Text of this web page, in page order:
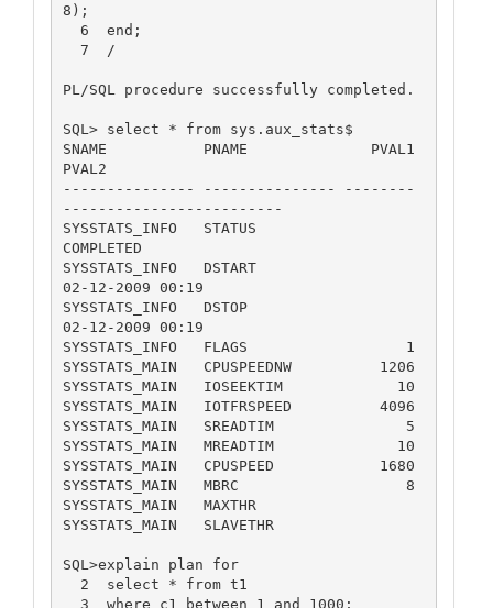
8);
PL/SQL procedure successfully completed.
SQL> select * from sys.aux_stats$
SNAME           PNAME              PVAL1
PVAL2
--------------- --------------- --------
-------------------------
SYSSTATS_INFO   STATUS
COMPLETED
SYSSTATS_INFO   DSTART
02-12-2009 00:19
SYSSTATS_INFO   DSTOP
02-12-2009 00:19
SYSSTATS_INFO   FLAGS                  1
SYSSTATS_MAIN   CPUSPEEDNW          1206
SYSSTATS_MAIN   IOSEEKTIM             10
SYSSTATS_MAIN   IOTFRSPEED          4096
SYSSTATS_MAIN   SREADTIM               5
SYSSTATS_MAIN   MREADTIM              10
SYSSTATS_MAIN   CPUSPEED            1680
SYSSTATS_MAIN   MBRC                   8
SYSSTATS_MAIN   MAXTHR
SYSSTATS_MAIN   SLAVETHR
SQL>explain plan for